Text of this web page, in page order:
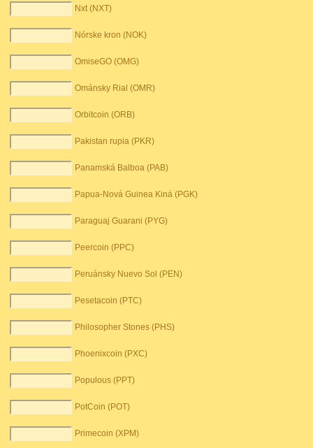
Nxt (NXT)
Nórske kron (NOK)
OmiseGO (OMG)
Ománsky Rial (OMR)
Orbitcoin (ORB)
Pakistan rupia (PKR)
Panamská Balboa (PAB)
Papua-Nová Guinea Kiná (PGK)
Paraguaj Guarani (PYG)
Peercoin (PPC)
Peruánsky Nuevo Sol (PEN)
Pesetacoin (PTC)
Philosopher Stones (PHS)
Phoenixcoin (PXC)
Populous (PPT)
PotCoin (POT)
Primecoin (XPM)